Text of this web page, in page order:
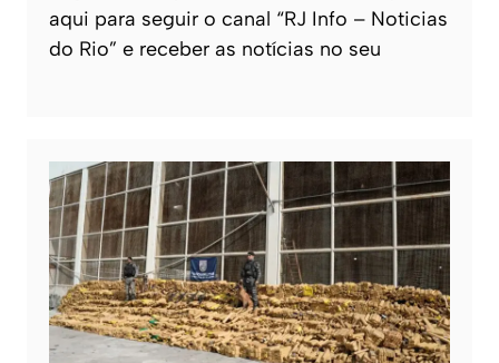
aqui para seguir o canal “RJ Info – Noticias
do Rio” e receber as notícias no seu